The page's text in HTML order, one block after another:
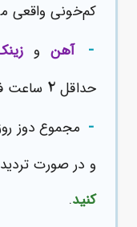
کم‌خونی واقعی
- آهن و
حداقل 2 ساعت
- مجموع دوز
و در صورت
کنید.